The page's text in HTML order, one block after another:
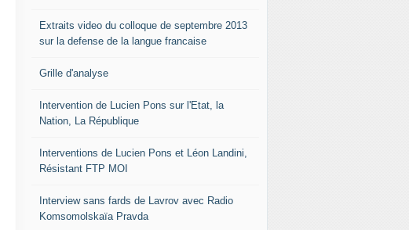
Extraits video du colloque de septembre 2013
sur la defense de la langue francaise
Grille d'analyse
Intervention de Lucien Pons sur l'Etat, la
Nation, La République
Interventions de Lucien Pons et Léon Landini,
Résistant FTP MOI
Interview sans fards de Lavrov avec Radio
Komsomolskaïa Pravda